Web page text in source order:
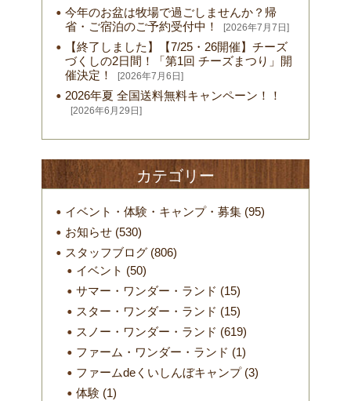
今年のお盆は牧場で過ごしませんか？帰
省・ご宿泊のご予約受付中！
[2026年7月7日]
【終了しました】【7/25・26開催】チーズ
づくしの2日間！「第1回 チーズまつり」開
催決定！
[2026年7月6日]
2026年夏 全国送料無料キャンペーン！！
[2026年6月29日]
カテゴリー
イベント・体験・キャンプ・募集(95)
お知らせ(530)
スタッフブログ(806)
イベント (50)
サマー・ワンダー・ランド (15)
スター・ワンダー・ランド (15)
スノー・ワンダー・ランド (619)
ファーム・ワンダー・ランド (1)
ファームdeくいしんぼキャンプ(3)
体験 (1)